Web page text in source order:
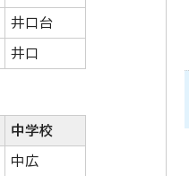
井口台
井口
中学校
中広